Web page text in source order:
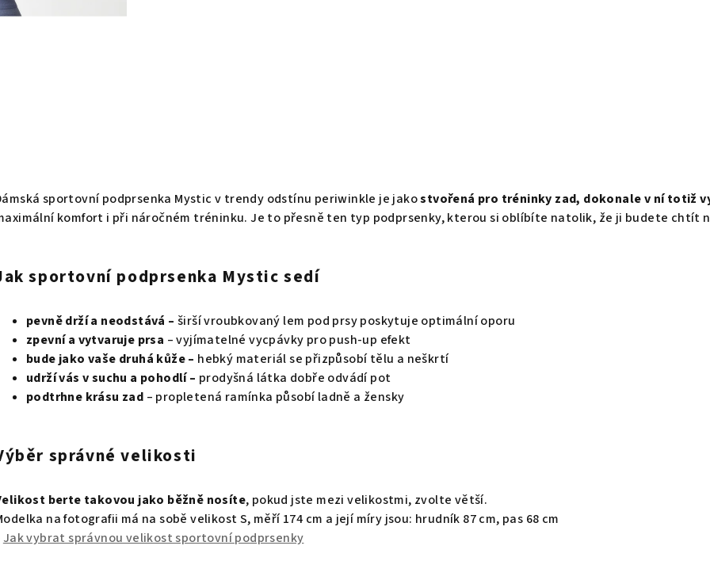
sportovní podprsenka Mystic v trendy odstínu periwinkle je jakostvořená pro tréninky zad, dokonale v ní totiž
komfort i při náročném tréninku. Je to přesně ten typ podprsenky, kterou si oblíbíte natolik, že ji budete chtít
sportovní podprsenka Mystic sedí
pevně drží a neodstává – širší vroubkovaný lem pod prsy poskytuje optimální oporu
zpevní a vytvaruje prsa – vyjímatelné vycpávky pro push-up efekt
bude jako vaše druhá kůže – hebký materiál se přizpůsobí tělu a neškrtí
udrží vás v suchu a pohodlí – prodyšná látka dobře odvádí pot
podtrhne krásu zad – propletená ramínka působí ladně a žensky
správné velikosti
berte takovou jako běžně nosíte, pokud jste mezi velikostmi, zvolte větší.
na fotografii má na sobě velikost S, měří 174 cm a její míry jsou: hrudník 87 cm, pas 68 cm
Jak vybrat správnou velikost sportovní podprsenky